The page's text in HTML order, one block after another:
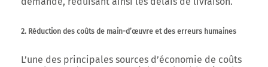
2. Réduction des coûts de main-d’œuvre et des erreurs humaines
L’une des principales sources d’économie de coûts